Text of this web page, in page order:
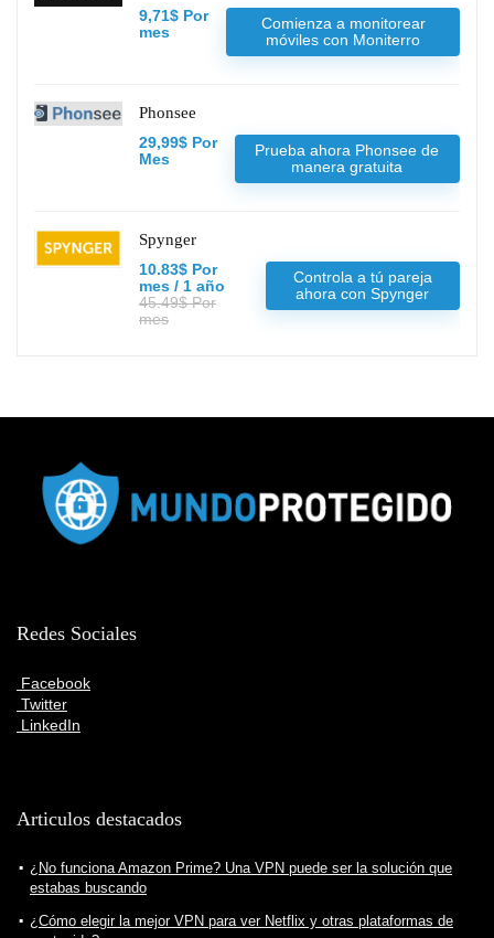
9,71$ Por
mes
Comienza a monitorear
móviles con Moniterro
Phonsee
29,99$ Por
Mes
Prueba ahora Phonsee de
manera gratuita
Spynger
10.83$ Por
mes / 1 año
45.49$ Por
mes
Controla a tú pareja
ahora con Spynger
Redes Sociales
Facebook
Twitter
LinkedIn
Articulos destacados
¿No funciona Amazon Prime? Una VPN puede ser la solución que
estabas buscando
¿Cómo elegir la mejor VPN para ver Netflix y otras plataformas de